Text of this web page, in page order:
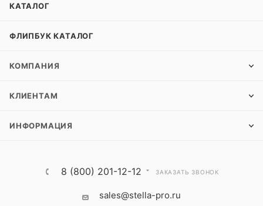
КАТАЛОГ
ФЛИПБУК КАТАЛОГ
КОМПАНИЯ
КЛИЕНТАМ
ИНФОРМАЦИЯ
8 (800) 201-12-12 ЗАКАЗАТЬ ЗВОНОК
sales@stella-pro.ru